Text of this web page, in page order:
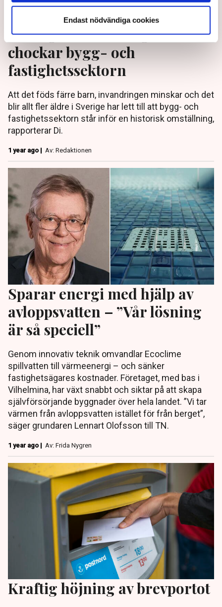
Endast nödvändiga cookies
Demografiutmaningen
chockar bygg- och
fastighetssektorn
Att det föds färre barn, invandringen minskar och det
blir allt fler äldre i Sverige har lett till att bygg- och
fastighetssektorn står inför en historisk omställning,
rapporterar Di.
1 year ago | Av: Redaktionen
Sparar energi med hjälp av
avloppsvatten – ”Vår lösning
är så speciell”
Genom innovativ teknik omvandlar Ecoclime
spillvatten till värmeenergi – och sänker
fastighetsägares kostnader. Företaget, med bas i
Vilhelmina, har växt snabbt och siktar på att skapa
självförsörjande byggnader över hela landet. ”Vi tar
värmen från avloppsvatten istället för från berget”,
säger grundaren Lennart Olofsson till TN.
1 year ago | Av: Frida Nygren
Kraftig höjning av brevportot